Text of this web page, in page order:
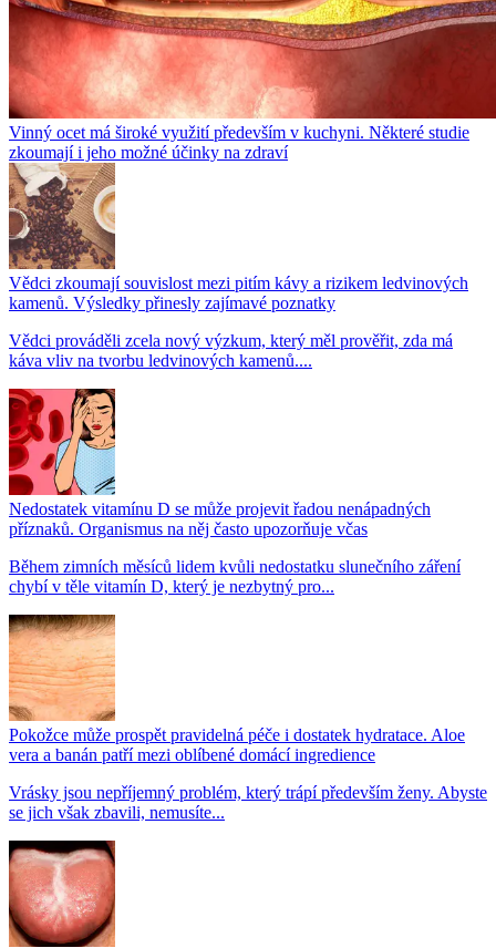
Vinný ocet má široké využití především v kuchyni. Některé studie
zkoumají i jeho možné účinky na zdraví
Vědci zkoumají souvislost mezi pitím kávy a rizikem ledvinových
kamenů. Výsledky přinesly zajímavé poznatky
Vědci prováděli zcela nový výzkum, který měl prověřit, zda má
káva vliv na tvorbu ledvinových kamenů....
Nedostatek vitamínu D se může projevit řadou nenápadných
příznaků. Organismus na něj často upozorňuje včas
Během zimních měsíců lidem kvůli nedostatku slunečního záření
chybí v těle vitamín D, který je nezbytný pro...
Pokožce může prospět pravidelná péče i dostatek hydratace. Aloe
vera a banán patří mezi oblíbené domácí ingredience
Vrásky jsou nepříjemný problém, který trápí především ženy. Abyste
se jich však zbavili, nemusíte...